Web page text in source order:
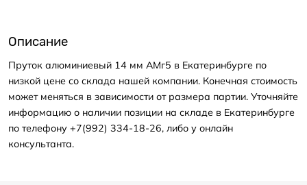
Описание
Пруток алюминиевый 14 мм АМг5 в Екатеринбурге по
низкой цене со склада нашей компании. Конечная стоимость
может меняться в зависимости от размера партии. Уточняйте
информацию о наличии позиции на складе в Екатеринбурге
по телефону +7(992) 334-18-26, либо у онлайн
консультанта.